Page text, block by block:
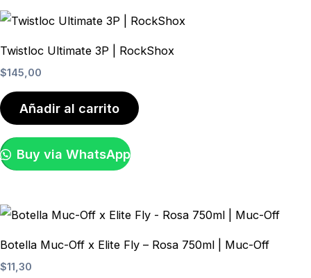
Twistloc Ultimate 3P | RockShox
$145,00
Añadir al carrito
Buy via WhatsApp
Botella Muc-Off x Elite Fly – Rosa 750ml | Muc-Off
$11,30